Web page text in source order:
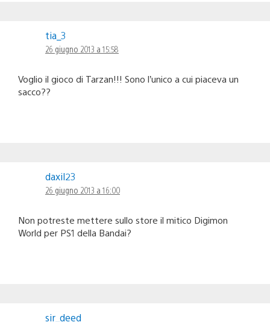
tia_3
26 giugno 2013 a 15:58
Voglio il gioco di Tarzan!!! Sono l’unico a cui piaceva un
sacco??
daxil23
26 giugno 2013 a 16:00
Non potreste mettere sullo store il mitico Digimon
World per PS1 della Bandai?
sir_deed